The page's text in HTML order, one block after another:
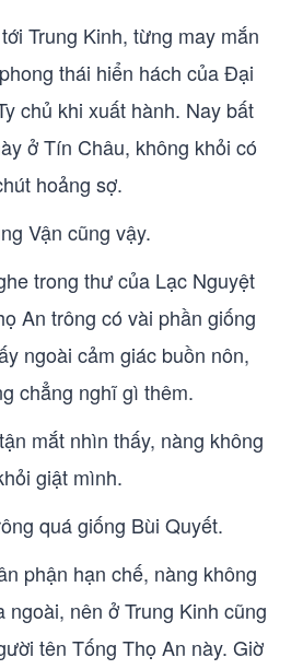
Trung Kinh, từng may mắn
thái hiển hách của Đại
chủ khi xuất hành. Nay bất
ở Tín Châu, không khỏi có
hoảng sợ.
Vận cũng vậy.
trong thư của Lạc Nguyệt
An trông có vài phần giống
ngoài cảm giác buồn nôn,
chẳng nghĩ gì thêm.
mắt nhìn thấy, nàng không
giật mình.
quá giống Bùi Quyết.
phận hạn chế, nàng không
ngoài, nên ở Trung Kinh cũng
tên Tống Thọ An này. Giờ